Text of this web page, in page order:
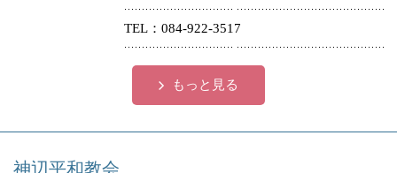
TEL 084-922-3517
もっと見る
神辺平和教会